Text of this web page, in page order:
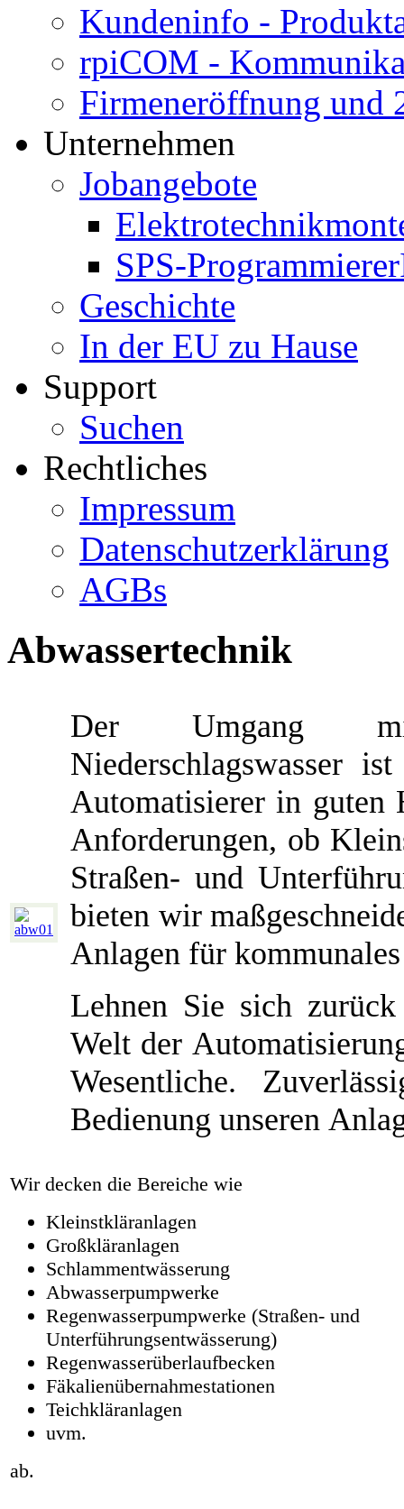
Kundeninfo -
rpiCOM -
Firmeneröffnung und
Unternehmen
Jobangebote
SPS-
Geschichte
In der EU zu Hause
Support
Suchen
Rechtliches
Impressum
Datenschutzerklärung
AGBs
Abwassertechnik
Der Umgang
Niederschlagswasser
Automatisierer in guten
Anforderungen, ob
Straßen- und
bieten wir
Anlagen für
Lehnen Sie sich
Welt der
Wesentliche.
Bedienung unseren
Wir decken die Bereiche wie
Kleinstkläranlagen
Großkläranlagen
Schlammentwässerung
Abwasserpumpwerke
Regenwasserpumpwerke (Straßen- und
Unterführungsentwässerung)
Regenwasserüberlaufbecken
Fäkalienübernahmestationen
Teichkläranlagen
uvm.
ab.